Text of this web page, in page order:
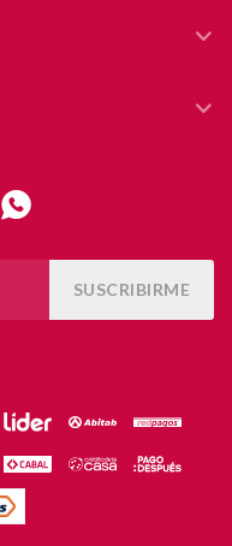

SUSCRIBIRME